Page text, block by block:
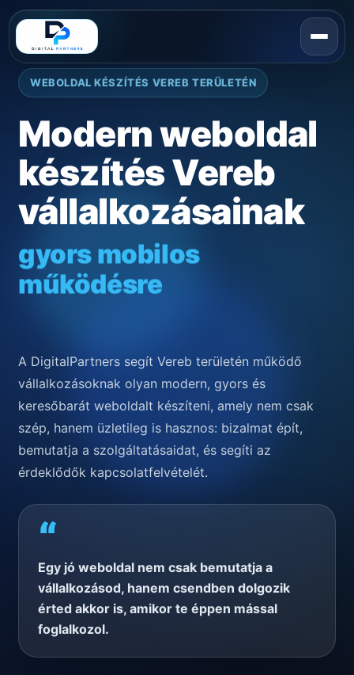
WEBOLDAL KÉSZÍTÉS VEREB TERÜLETÉN
Modern weboldal
készítés Vereb
vállalkozásainak
gyors mobilos
működésre
A DigitalPartners segít Vereb területén működő
vállalkozásoknak olyan modern, gyors és
keresőbarát weboldalt készíteni, amely nem csak
szép, hanem üzletileg is hasznos: bizalmat épít,
bemutatja a szolgáltatásaidat, és segíti az
érdeklődők kapcsolatfelvételét.
“
Egy jó weboldal nem csak bemutatja a
vállalkozásod, hanem csendben dolgozik
érted akkor is, amikor te éppen mással
foglalkozol.